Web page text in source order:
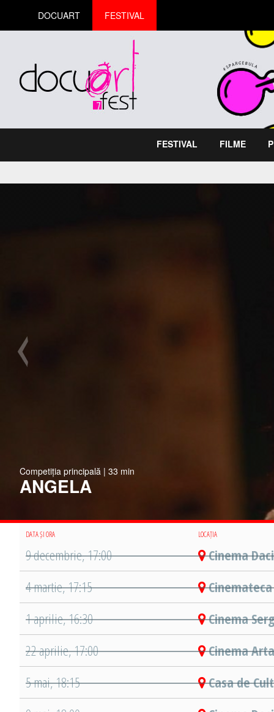
DOCUART FESTIVAL
FESTIVAL FILME
Competiția principală | 33 min
ANGELA
DATA ȘI ORA LOCAȚIA
9 decembrie, 17:00
Cinema
4 martie, 17:15
1 aprilie, 16:30
Cinema
22 aprilie, 17:00
Cinema
5 mai, 18:15
Casa de